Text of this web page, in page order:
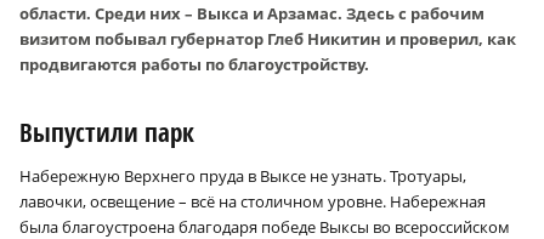
области. Среди них – Выкса и Арзамас. Здесь с рабочим
визитом побывал губернатор Глеб Никитин и проверил, как
продвигаются работы по благоустройству.
Выпустили парк
Набережную Верхнего пруда в Выксе не узнать. Тротуары,
лавочки, освещение – всё на столичном уровне. Набережная
была благоустроена благодаря победе Выксы во всероссийском